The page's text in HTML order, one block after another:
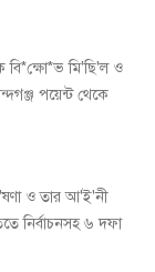
বি*ক্ষো*ভ মি'ছি'ল ও
পয়েন্ট থেকে
ও তার আ'ই'নী
নির্বাচনসহ ৬ দফা